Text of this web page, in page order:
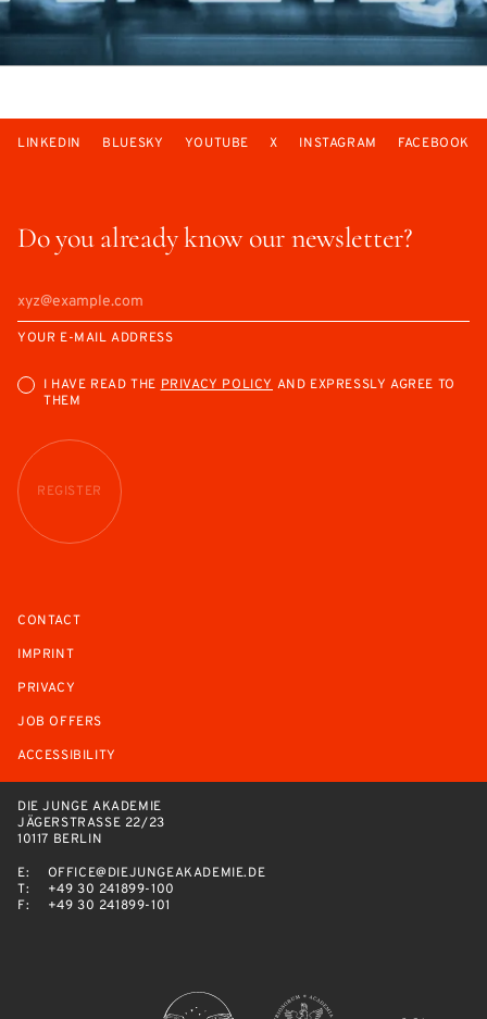
Do you already know our newsletter?
YOUR E-MAIL ADDRESS
I HAVE READ THE PRIVACY POLICY AND EXPRESSLY AGREE TO
THEM
REGISTER
LINKEDIN BLUESKY YOUTUBE X INSTAGRAM FACEBOOK
CONTACT
IMPRINT
PRIVACY
JOB OFFERS
ACCESSIBILITY
DIE JUNGE AKADEMIE
JÄGERSTRASSE 22/23
10117 BERLIN
E:
OFFICE@DIEJUNGEAKADEMIE.DE
T:
+49 30 241899-100
F:
+49 30 241899-101